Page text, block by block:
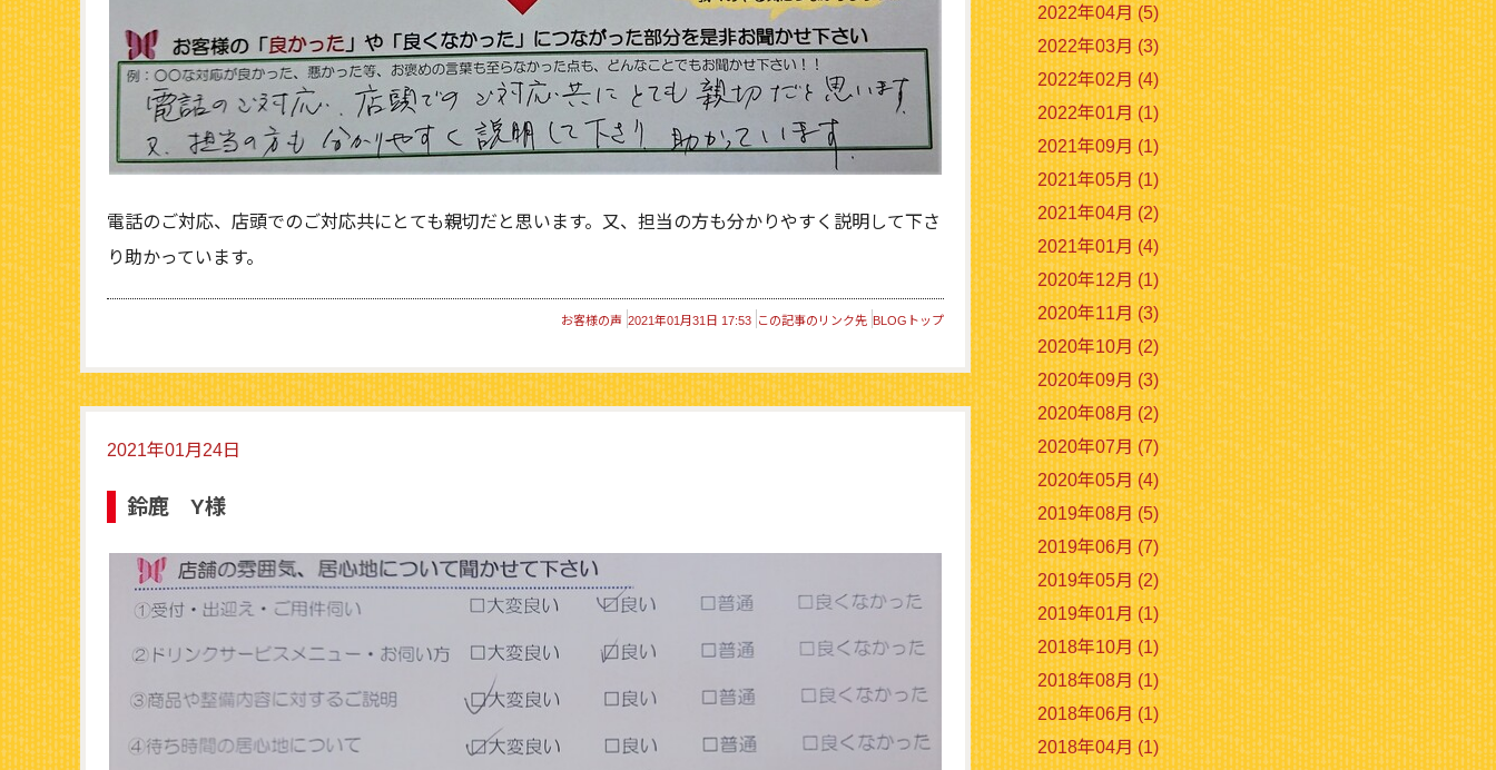
電話のご対応、店頭でのご対応共にとても親切だと思います。又、担当の方も分かりやすく説明して下さ
り助かっています。
お客様の声 2021年01月31日 17:53 この記事のリンク先 BLOGトップ
2021年01月24日
鈴鹿 Y様
2022年04月 (5)
2022年03月 (3)
2022年02月 (4)
2022年01月 (1)
2021年09月 (1)
2021年05月 (1)
2021年04月 (2)
2021年01月 (4)
2020年12月 (1)
2020年11月 (3)
2020年10月 (2)
2020年09月 (3)
2020年08月 (2)
2020年07月 (7)
2020年05月 (4)
2019年08月 (5)
2019年06月 (7)
2019年05月 (2)
2019年01月 (1)
2018年10月 (1)
2018年08月 (1)
2018年06月 (1)
2018年04月 (1)